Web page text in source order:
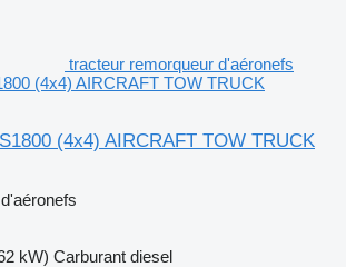
tracteur remorqueur d'aéronefs
(4x4) AIRCRAFT TOW TRUCK
(4x4) AIRCRAFT TOW TRUCK
kW) Carburant diesel